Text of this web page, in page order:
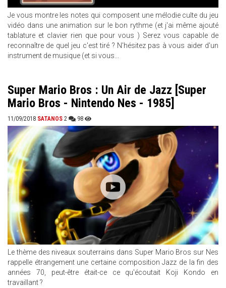
Je vous montre les notes qui composent une mélodie culte du jeu
vidéo dans une animation sur le bon rythme (et j'ai même ajouté
tablature et clavier rien que pour vous ) Serez vous capable de
reconnaître de quel jeu c'est tiré ? N'hésitez pas à vous aider d'un
instrument de musique (et si vous...
Super Mario Bros : Un Air de Jazz [Super
Mario Bros - Nintendo Nes - 1985]
11/09/2018 SATANOS 2 98
Le thème des niveaux souterrains dans Super Mario Bros sur Nes
rappelle étrangement une certaine composition Jazz de la fin des
années 70, peut-être était-ce ce qu'écoutait Koji Kondo en
travaillant ?